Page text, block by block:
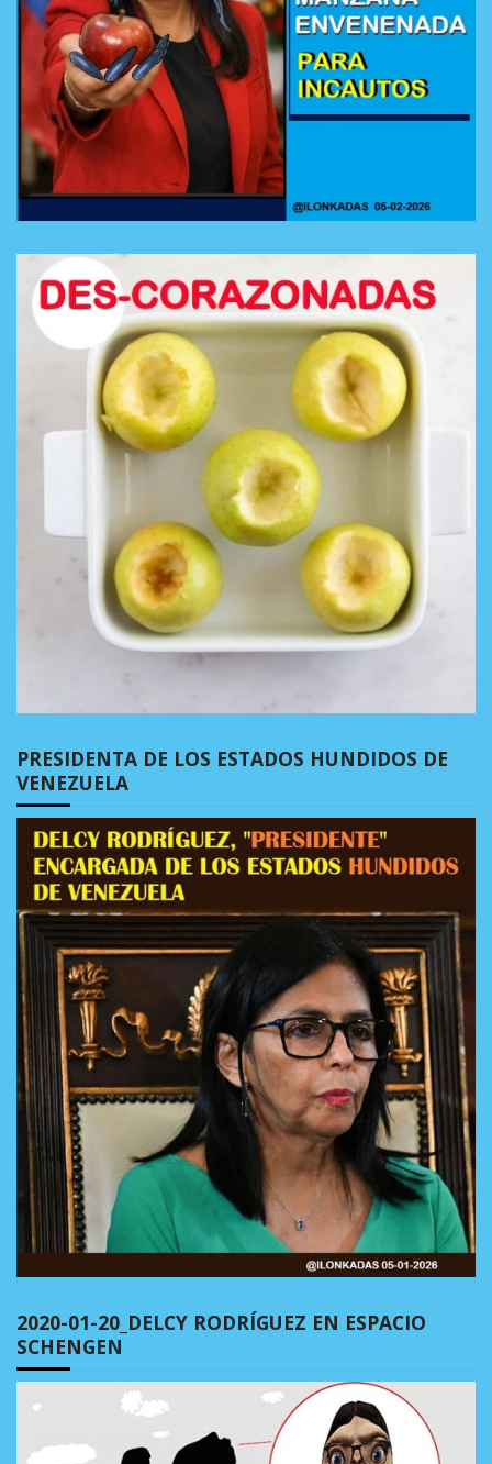
PRESIDENTA DE LOS ESTADOS HUNDIDOS DE
VENEZUELA
2020-01-20_DELCY RODRÍGUEZ EN ESPACIO
SCHENGEN